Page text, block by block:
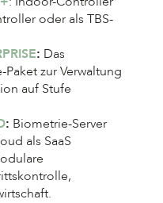
oder als TBS-
: Das
zur Verwaltung
auf Stufe
: Biometrie-Server
als SaaS